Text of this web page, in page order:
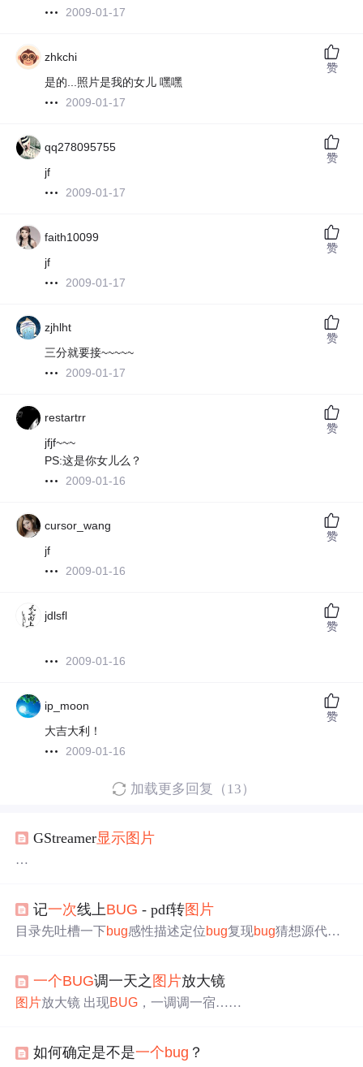
2009-01-17
zhkchi
是的...照片是我的女儿 嘿嘿
2009-01-17
赞
qq278095755
jf
2009-01-17
赞
faith10099
jf
2009-01-17
赞
zjhlht
三分就要接~~~~~
2009-01-17
赞
restartrr
jfjf~~~
PS:这是你女儿么？
2009-01-16
赞
cursor_wang
jf
2009-01-16
赞
jdlsfl
2009-01-16
赞
ip_moon
大吉大利！
2009-01-16
赞
加载更多回复（13）
GStreamer显示图片
gst-launch-0.10 playbin2 uri=file:///home/user/Pictures/filename.j
记一次线上BUG - pdf转图片
目录先吐槽一下bug感性描述定位bug复现bug猜想源代码
1、项目代码是从以前几个项目中拼凑来的，本身就很烂，
没有全局处理器，包含很多以前的无用代码，勉强能用。
数据库事务，该加事务时不加，不该加时乱加，controller
一个BUG调一天之 图片放大镜
图片放大镜 出现BUG ，一调调一宿……
如何确定是不是一个bug ？